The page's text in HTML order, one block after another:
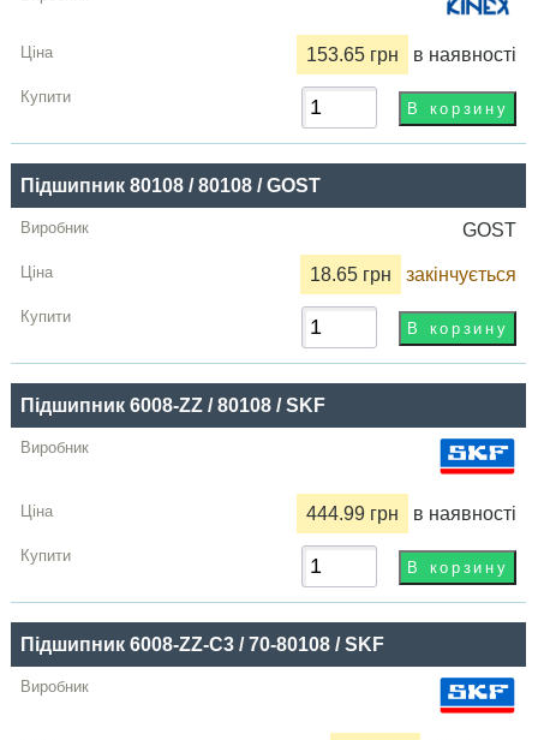
153.65 грн в наявності
Підшипник 80108 / 80108 / GOST
GOST
18.65 грн закінчується
Підшипник 6008-ZZ / 80108 / SKF
444.99 грн в наявності
Підшипник 6008-ZZ-C3 / 70-80108 / SKF